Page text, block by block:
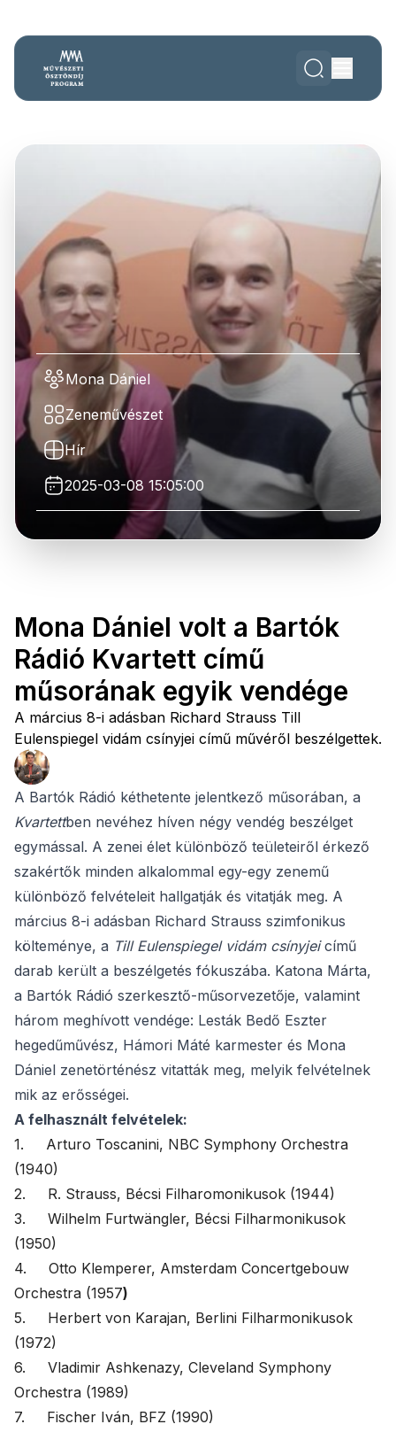
Mona Dániel
Zeneművészet
Hír
2025-03-08 15:05:00
Mona Dániel volt a Bartók
Rádió Kvartett című
műsorának egyik vendége
A március 8-i adásban Richard Strauss Till
Eulenspiegel vidám csínyjei című művéről beszélgettek.
A Bartók Rádió kéthetente jelentkező műsorában, a
Kvartettben nevéhez híven négy vendég beszélget
egymással. A zenei élet különböző teületeiről érkező
szakértők minden alkalommal egy-egy zenemű
különböző felvételeit hallgatják és vitatják meg. A
március 8-i adásban Richard Strauss szimfonikus
költeménye, a Till Eulenspiegel vidám csínyjeicímű
darab került a beszélgetés fókuszába. Katona Márta,
a Bartók Rádió szerkesztő-műsorvezetője, valamint
három meghívott vendége: Lesták Bedő Eszter
hegedűművész, Hámori Máté karmester és Mona
Dániel zenetörténész vitatták meg, melyik felvételnek
mik az erősségei.
A felhasznált felvételek:
1. Arturo Toscanini, NBC Symphony Orchestra
(1940)
2. R. Strauss, Bécsi Filharomonikusok (1944)
3. Wilhelm Furtwängler, Bécsi Filharmonikusok
(1950)
4. Otto Klemperer, Amsterdam Concertgebouw
Orchestra (1957)
5. Herbert von Karajan, Berlini Filharmonikusok
(1972)
6. Vladimir Ashkenazy, Cleveland Symphony
Orchestra (1989)
7. Fischer Iván, BFZ (1990)